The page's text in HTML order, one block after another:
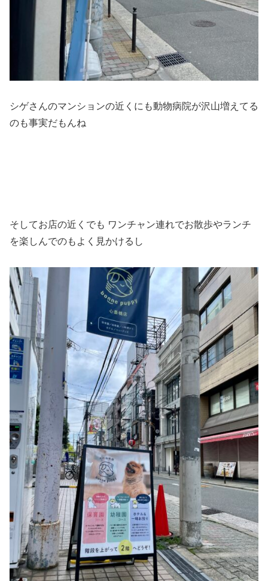
シゲさんのマンションの近くにも動物病院が沢山増えてる
のも事実だもんね
そしてお店の近くでも ワンチャン連れでお散歩やランチ
を楽しんでのもよく見かけるし